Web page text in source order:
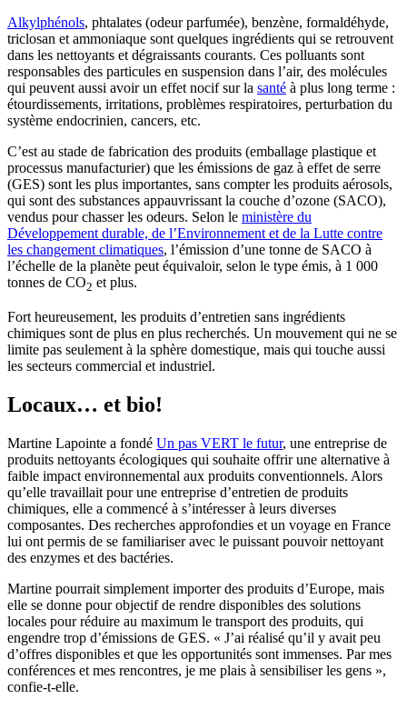
Alkylphénols, phtalates (odeur parfumée), benzène, formaldéhyde,
triclosan et ammoniaque sont quelques ingrédients qui se retrouvent
dans les nettoyants et dégraissants courants. Ces polluants sont
responsables des particules en suspension dans l’air, des molécules
qui peuvent aussi avoir un effet nocif sur la santé à plus long terme :
étourdissements, irritations, problèmes respiratoires, perturbation du
système endocrinien, cancers, etc.
C’est au stade de fabrication des produits (emballage plastique et
processus manufacturier) que les émissions de gaz à effet de serre
(GES) sont les plus importantes, sans compter les produits aérosols,
qui sont des substances appauvrissant la couche d’ozone (SACO),
vendus pour chasser les odeurs. Selon le ministère du
Développement durable, de l’Environnement et de la Lutte contre
les changement climatiques, l’émission d’une tonne de SACO à
l’échelle de la planète peut équivaloir, selon le type émis, à 1 000
tonnes de CO2 et plus.
Fort heureusement, les produits d’entretien sans ingrédients
chimiques sont de plus en plus recherchés. Un mouvement qui ne se
limite pas seulement à la sphère domestique, mais qui touche aussi
les secteurs commercial et industriel.
Locaux… et bio!
Martine Lapointe a fondé Un pas VERT le futur, une entreprise de
produits nettoyants écologiques qui souhaite offrir une alternative à
faible impact environnemental aux produits conventionnels. Alors
qu’elle travaillait pour une entreprise d’entretien de produits
chimiques, elle a commencé à s’intéresser à leurs diverses
composantes. Des recherches approfondies et un voyage en France
lui ont permis de se familiariser avec le puissant pouvoir nettoyant
des enzymes et des bactéries.
Martine pourrait simplement importer des produits d’Europe, mais
elle se donne pour objectif de rendre disponibles des solutions
locales pour réduire au maximum le transport des produits, qui
engendre trop d’émissions de GES. « J’ai réalisé qu’il y avait peu
d’offres disponibles et que les opportunités sont immenses. Par mes
conférences et mes rencontres, je me plais à sensibiliser les gens »,
confie-t-elle.